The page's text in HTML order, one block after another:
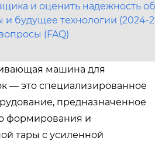
и оценить надежность
и будущее технологии (2024-
(FAQ)
машина для
— это специализированное
предназначенное
формирования и
тары с усиленной